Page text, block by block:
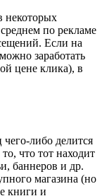
некоторых
по рекламе
Если на
заработать
цене клика), в
либо делится
что тот находит
баннеров и др.
магазина (но
книги и